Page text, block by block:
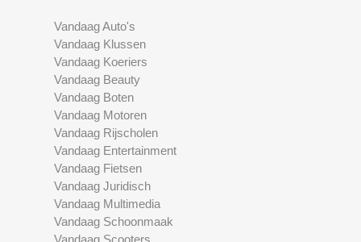
Vandaag Auto's
Vandaag Klussen
Vandaag Koeriers
Vandaag Beauty
Vandaag Boten
Vandaag Motoren
Vandaag Rijscholen
Vandaag Entertainment
Vandaag Fietsen
Vandaag Juridisch
Vandaag Multimedia
Vandaag Schoonmaak
Vandaag Scooters